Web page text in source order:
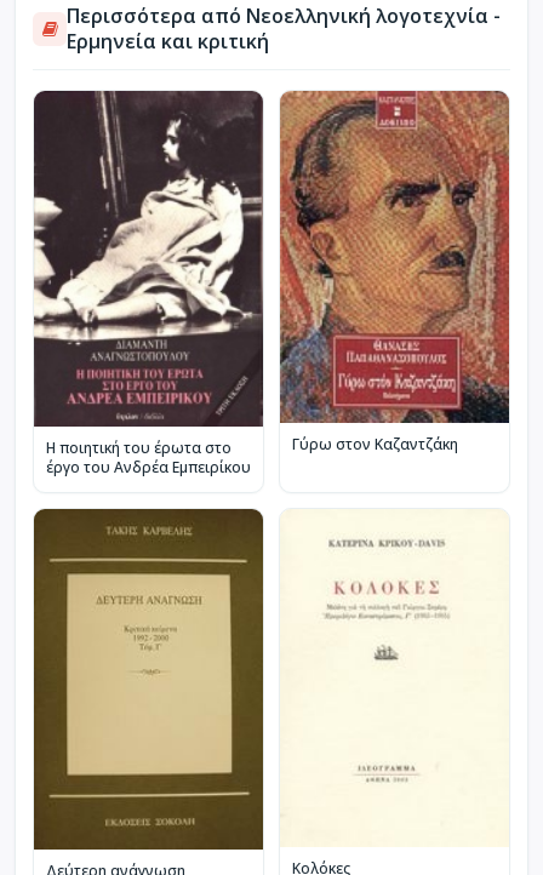
Περισσότερα από Νεοελληνική λογοτεχνία -
Ερμηνεία και κριτική
Η ποιητική του έρωτα στο
έργο του Ανδρέα Εμπειρίκου
Γύρω στον Καζαντζάκη
Δεύτερη ανάγνωση Κολόκες